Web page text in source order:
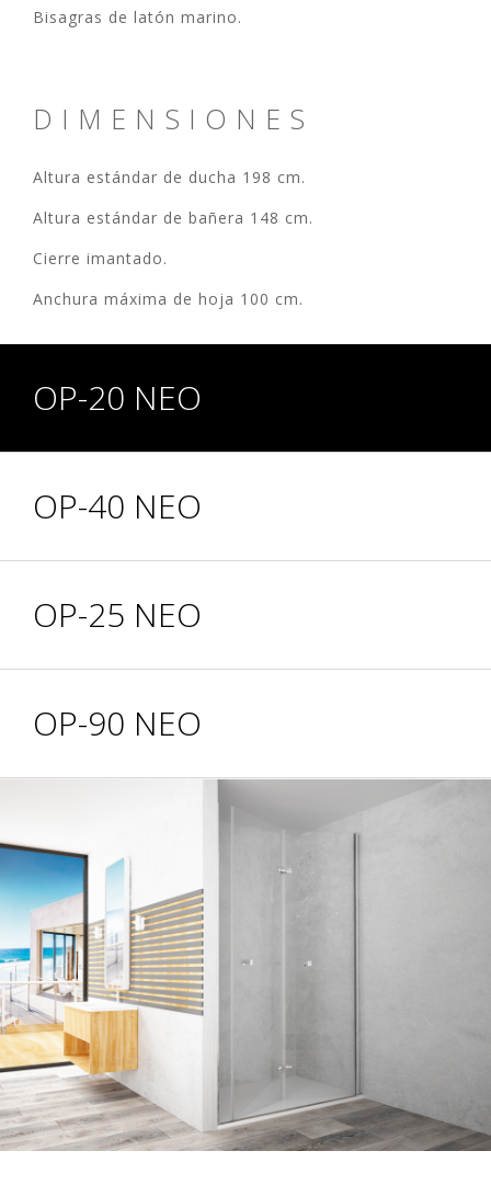
Bisagras de latón marino.
DIMENSIONES
Altura estándar de ducha 198 cm.
Altura estándar de bañera 148 cm.
Cierre imantado.
Anchura máxima de hoja 100 cm.
OP-20 NEO
OP-40 NEO
OP-25 NEO
OP-90 NEO